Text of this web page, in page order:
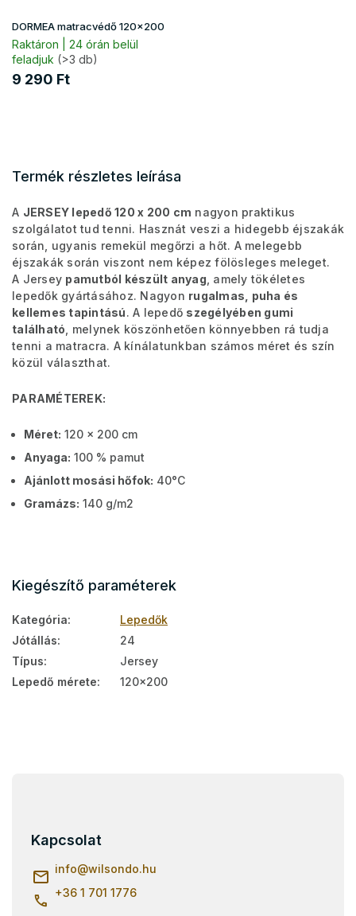
DORMEA matracvédő 120x200
Raktáron | 24 órán belül
feladjuk (>3 db)
9 290 Ft
Termék részletes leírása
A JERSEY lepedő 120 x 200 cm nagyon praktikus
szolgálatot tud tenni. Hasznát veszi a hidegebb éjszakák
során, ugyanis remekül megőrzi a hőt. A melegebb
éjszakák során viszont nem képez fölösleges meleget.
A Jersey pamutból készült anyag , amely tökéletes
lepedők gyártásához. Nagyon rugalmas, puha és
kellemes tapintású. A lepedő szegélyében gumi
található , melynek köszönhetően könnyebben rá tudja
tenni a matracra. A kínálatunkban számos méret és szín
közül választhat.
PARAMÉTEREK:
Méret: 120 x 200 cm
Anyaga: 100 % pamut
Ajánlott mosási hőfok: 40°C
Gramázs: 140 g/m2
Kiegészítő paraméterek
Kategória:
Lepedők
Jótállás:
24
Típus:
Jersey
Lepedő mérete: 120x200
Kapcsolat
info@wilsondo.hu
+36 1 701 1776